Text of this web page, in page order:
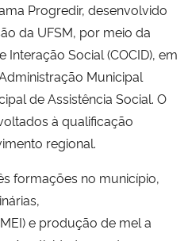
Progredir, desenvolvido
da UFSM, por meio da
Social (COCID), em
Municipal
de Assistência Social. O
à qualificação
regional.
formações no município,
e produção de mel a